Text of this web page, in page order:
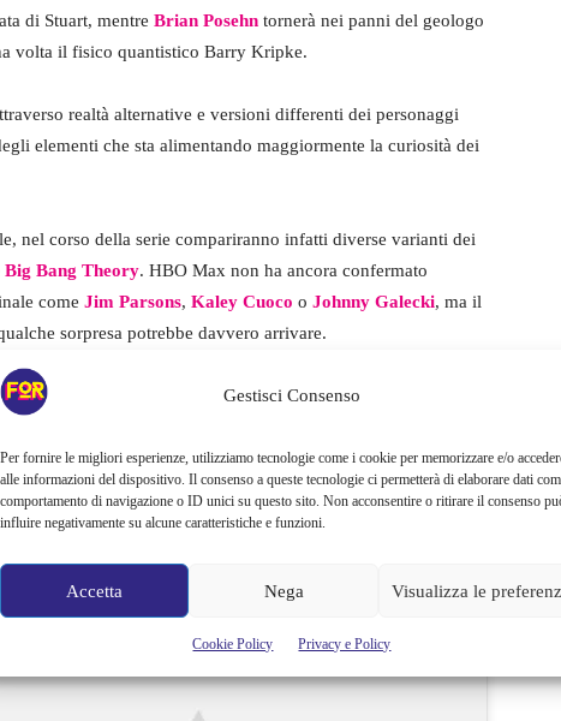
Gestisci Consenso
Per fornire le migliori esperienze, utilizziamo tecnologie come i cookie per memorizzare e/o
alle informazioni del dispositivo. Il consenso a queste tecnologie ci permetterà di elaborare dati
comportamento di navigazione o ID unici su questo sito. Non acconsentire o ritirare il consenso
influire negativamente su alcune caratteristiche e funzioni.
Accetta Nega Visualizza le
Cookie Policy Privacy e Policy
di Stuart, mentre Brian Posehn tornerà nei panni del geologo
volta il fisico quantistico Barry Kripke.
realtà alternative e versioni differenti dei personaggi
elementi che sta alimentando maggiormente la curiosità dei
nel corso della serie compariranno infatti diverse varianti dei
Big Bang Theory. HBO Max non ha ancora confermato
come Jim Parsons, Kaley Cuoco o Johnny Galecki, ma il
sorpresa potrebbe davvero arrivare.
Josh Brenernei panni di Trevor,
storia con elementi di multiverso rappresenta
dal franchise creato da Chuck Lorre. Se
e sulle atmosfere da avventura nerd.